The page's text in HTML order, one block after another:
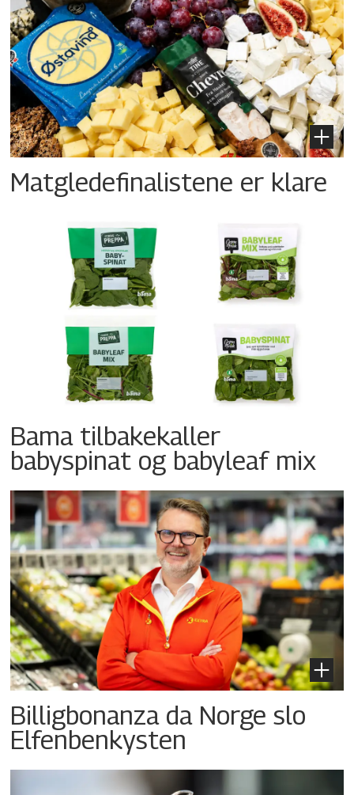
Matgledefinalistene er klare
Bama tilbakekaller
babyspinat og babyleaf mix
Billigbonanza da Norge slo
Elfenbenkysten